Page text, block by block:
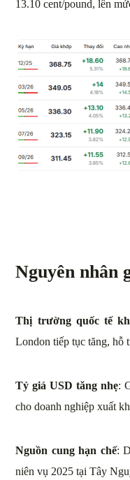
13.10 cent/pound, lên
Nguyên nhân
Thị trường quốc tế
London tiếp tục tăng, hỗ
Tỷ giá USD tăng nhẹ:
cho doanh nghiệp xuất
Nguồn cung hạn chế:
niên vụ 2025 tại Tây